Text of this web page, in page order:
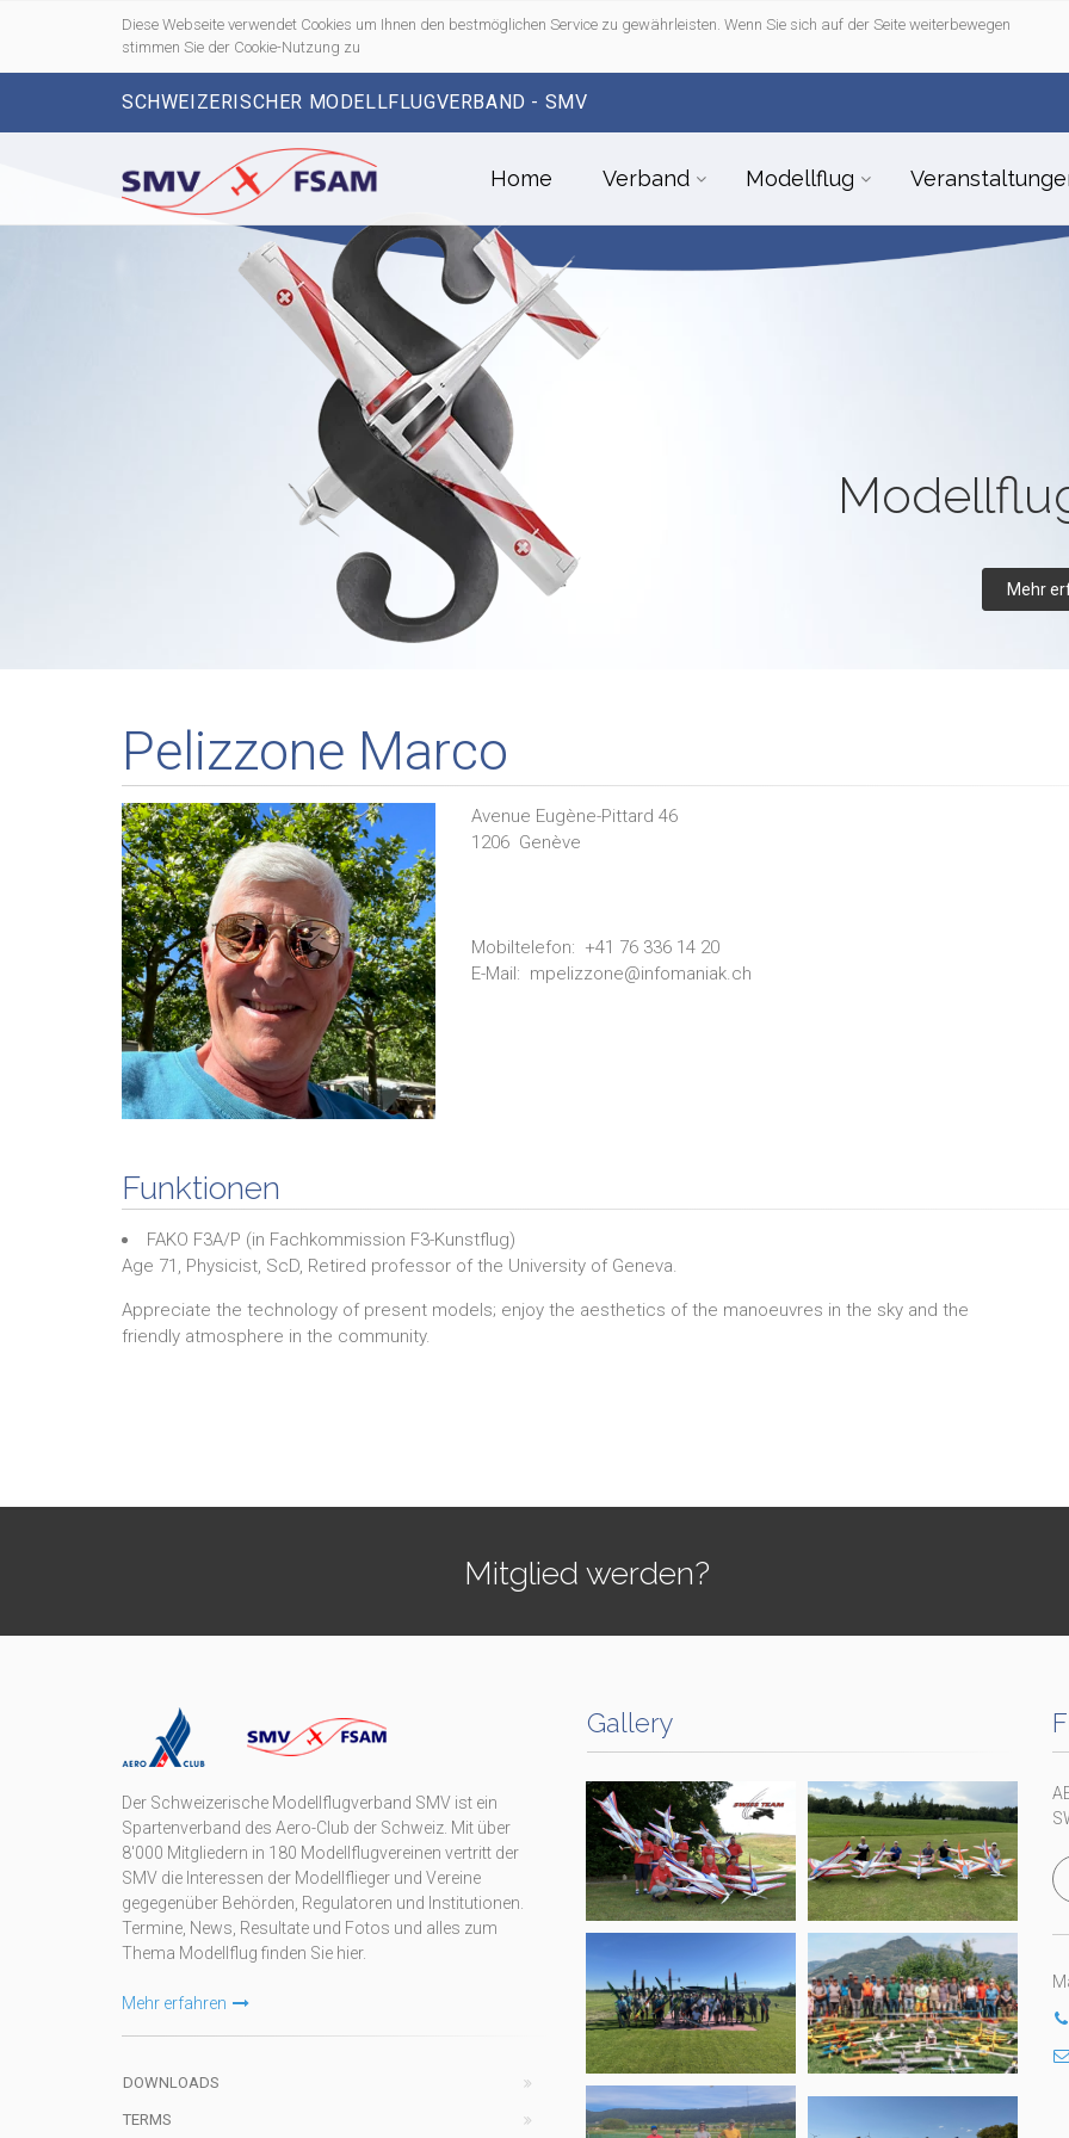
Diese Webseite verwendet Cookies um Ihnen den bestmöglichen Service zu gewährleisten. Wenn Sie sich auf der Seite weiterbewegen
stimmen Sie der Cookie-Nutzung zu
SCHWEIZERISCHER MODELLFLUGVERBAND - SMV
Home Verband Modellflug
Mehr
Pelizzone Marco
Avenue Eugène-Pittard 46
1206 Genève
Mobiltelefon: +41 76 336 14 20
E-Mail: mpelizzone@infomaniak.ch
Funktionen
FAKO F3A/P (in Fachkommission F3-Kunstflug)
Age 71, Physicist, ScD, Retired professor of the University of Geneva.
Appreciate the technology of present models; enjoy the aesthetics of the manoeuvres in the sky and the
friendly atmosphere in the community.
Mitglied werden?
Der Schweizerische Modellflugverband SMV ist ein
Spartenverband des Aero-Club der Schweiz. Mit über
8'000 Mitgliedern in 180 Modellflugvereinen vertritt der
SMV die Interessen der Modellflieger und Vereine
gegegenüber Behörden, Regulatoren und Institutionen.
Termine, News, Resultate und Fotos und alles zum
Thema Modellflug finden Sie hier.
Mehr erfahren
DOWNLOADS
TERMS
Gallery